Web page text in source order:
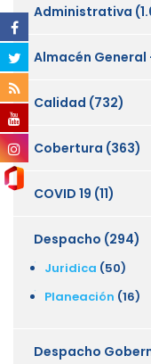
Administrativa
Almacén
Calidad (732)
Cobertura (363)
COVID 19 (11)
Despacho (294)
Juridica (50)
Planeación (16)
Despacho